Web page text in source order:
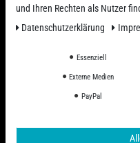
© 2006 - 2026 PHD-24 / Alle
und Ihren Rechten als Nutzer
Daten­schutz­erklärung
Essenziell
Externe Medien
PayPal